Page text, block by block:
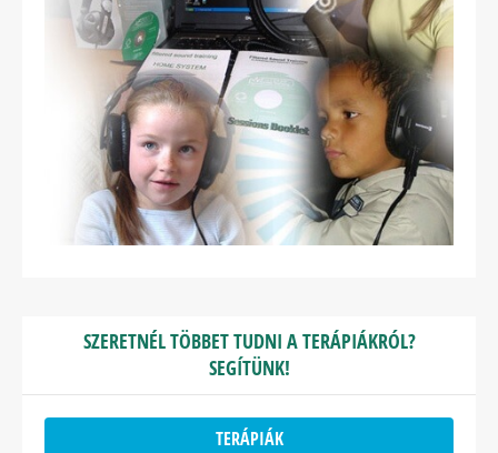
SZERETNÉL TÖBBET TUDNI A TERÁPIÁKRÓL?
SEGÍTÜNK!
TERÁPIÁK